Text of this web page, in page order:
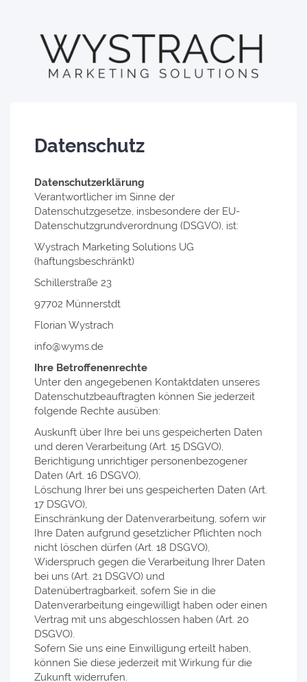
Datenschutz
Datenschutzerklärung
Verantwortlicher im Sinne der
Datenschutzgesetze, insbesondere der EU-
Datenschutzgrundverordnung (DSGVO), ist:
Wystrach Marketing Solutions UG
(haftungsbeschränkt)
Schillerstraße 23
97702 Münnerstdt
Florian Wystrach
info@wyms.de
Ihre Betroffenenrechte
Unter den angegebenen Kontaktdaten unseres
Datenschutzbeauftragten können Sie jederzeit
folgende Rechte ausüben:
Auskunft über Ihre bei uns gespeicherten Daten
und deren Verarbeitung (Art. 15 DSGVO),
Berichtigung unrichtiger personenbezogener
Daten (Art. 16 DSGVO),
Löschung Ihrer bei uns gespeicherten Daten (Art.
17 DSGVO),
Einschränkung der Datenverarbeitung, sofern wir
Ihre Daten aufgrund gesetzlicher Pflichten noch
nicht löschen dürfen (Art. 18 DSGVO),
Widerspruch gegen die Verarbeitung Ihrer Daten
bei uns (Art. 21 DSGVO) und
Datenübertragbarkeit, sofern Sie in die
Datenverarbeitung eingewilligt haben oder einen
Vertrag mit uns abgeschlossen haben (Art. 20
DSGVO).
Sofern Sie uns eine Einwilligung erteilt haben,
können Sie diese jederzeit mit Wirkung für die
Zukunft widerrufen.